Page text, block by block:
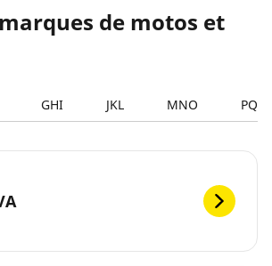
de motos et
GHI JKL MNO PQRS